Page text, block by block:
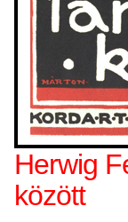
Herwig
között